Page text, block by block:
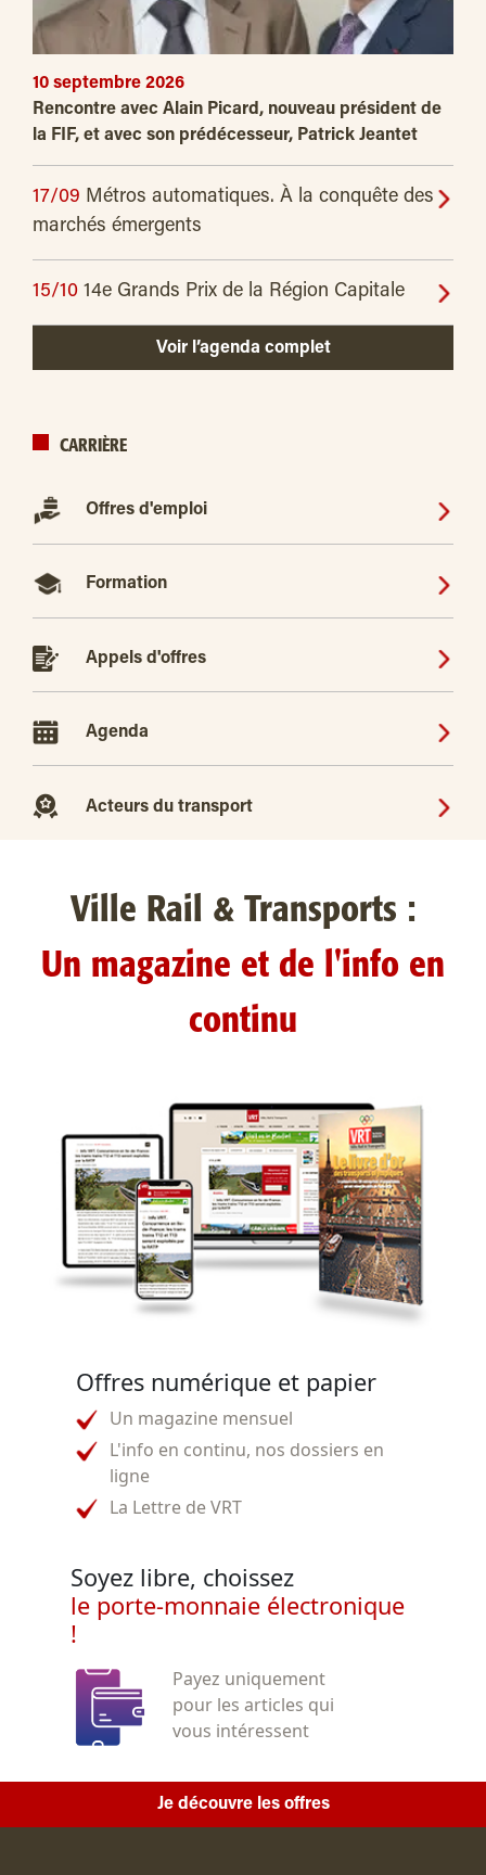
10 septembre 2026
Rencontre avec Alain Picard, nouveau président de
la FIF, et avec son prédécesseur, Patrick Jeantet
17/09 Métros automatiques. À la conquête des
marchés émergents
15/10 14e Grands Prix de la Région Capitale
Voir l’agenda complet
CARRIÈRE
Offres d'emploi
Formation
Appels d'offres
Agenda
Acteurs du transport
Ville Rail & Transports :
Un magazine et de l'info en
continu
Offres numérique et papier
Un magazine mensuel
L'info en continu, nos dossiers en
ligne
La Lettre de VRT
Soyez libre, choissez
le porte-monnaie électronique
!
Payez uniquement
pour les articles qui
vous intéressent
Je découvre les offres